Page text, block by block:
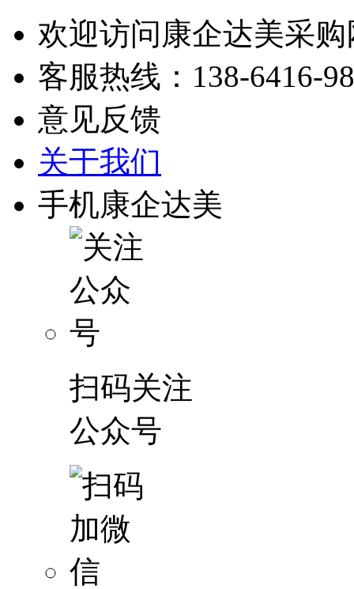
欢迎访问康企达美采购
客服热线： 138-6416-
意见反馈
关于我们
手机康企达美
扫码关注
公众号